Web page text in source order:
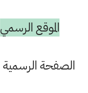
الموقع الرسمي
الصفحة